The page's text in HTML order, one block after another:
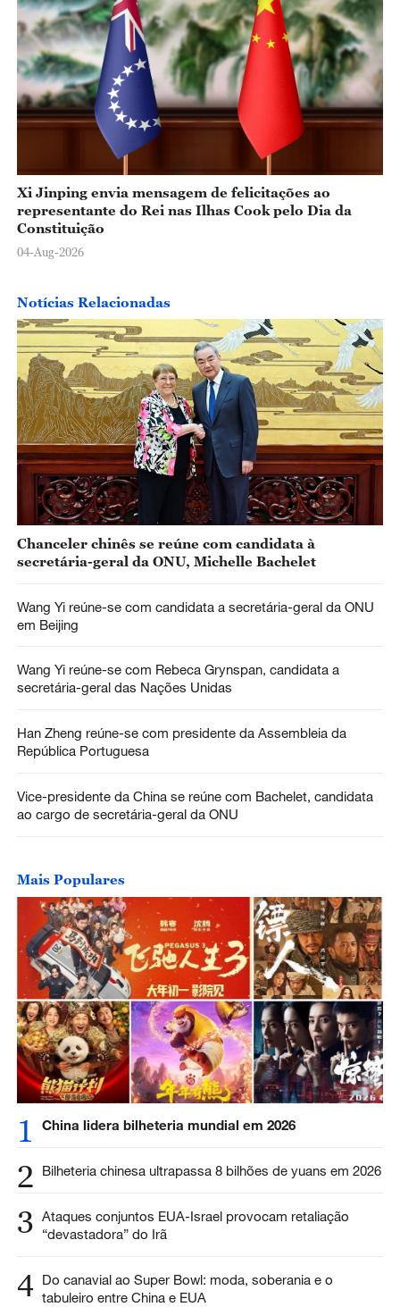
Xi Jinping envia mensagem de felicitações ao
representante do Rei nas Ilhas Cook pelo Dia da
Constituição
04-Aug-2026
Notícias Relacionadas
Chanceler chinês se reúne com candidata à
secretária-geral da ONU, Michelle Bachelet
Wang Yi reúne-se com candidata a secretária-geral da ONU
em Beijing
Wang Yi reúne-se com Rebeca Grynspan, candidata a
secretária-geral das Nações Unidas
Han Zheng reúne-se com presidente da Assembleia da
República Portuguesa
Vice-presidente da China se reúne com Bachelet, candidata
ao cargo de secretária-geral da ONU
Mais Populares
1 China lidera bilheteria mundial em 2026
2 Bilheteria chinesa ultrapassa 8 bilhões de yuans em 2026
3 Ataques conjuntos EUA-Israel provocam retaliação
“devastadora” do Irã
4 Do canavial ao Super Bowl: moda, soberania e o
tabuleiro entre China e EUA